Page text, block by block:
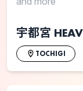
宇都宮
TOCHIGI